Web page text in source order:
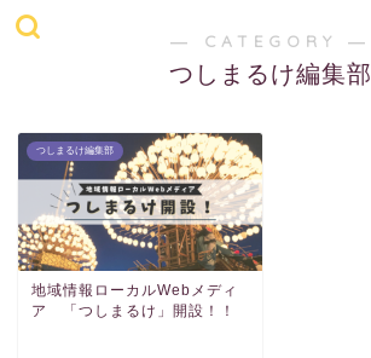
― CATEGORY ―
つしまるけ編集部
つしまるけ編集部
地域情報ローカルWebメディ
ア 「つしまるけ」開設！！